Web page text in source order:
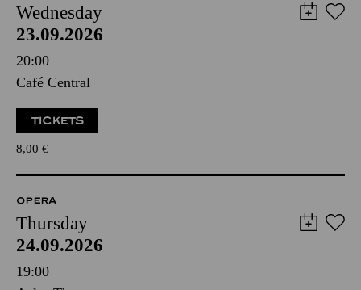
Wednesday
23.09.2026
20:00
Café Central
TICKETS
8,00 €
OPERA
Thursday
24.09.2026
19:00